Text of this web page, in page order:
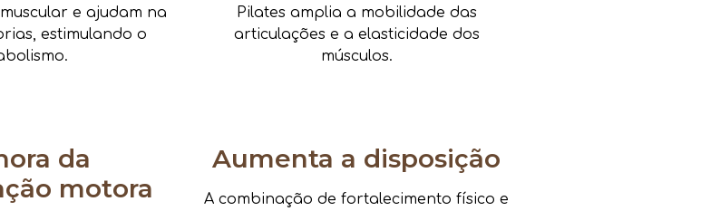
e ajudam na
estimulando o
Pilates amplia a mobilidade das
articulações e a elasticidade dos
músculos.
da
motora
Aumenta a disposição
A combinação de fortalecimento físico e